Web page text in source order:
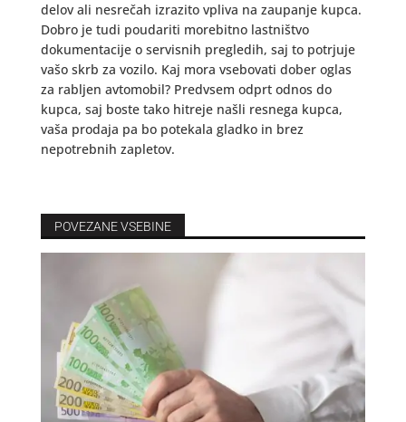
delov ali nesrečah izrazito vpliva na zaupanje kupca.
Dobro je tudi poudariti morebitno lastništvo
dokumentacije o servisnih pregledih, saj to potrjuje
vašo skrb za vozilo. Kaj mora vsebovati dober oglas
za rabljen avtomobil? Predvsem odprt odnos do
kupca, saj boste tako hitreje našli resnega kupca,
vaša prodaja pa bo potekala gladko in brez
nepotrebnih zapletov.
POVEZANE VSEBINE